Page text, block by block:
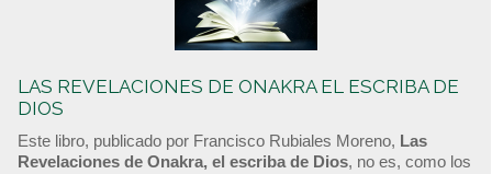
LAS REVELACIONES DE ONAKRA EL ESCRIBA DE
DIOS
Este libro, publicado por Francisco Rubiales Moreno, Las
Revelaciones de Onakra, el escriba de Dios, no es, como los